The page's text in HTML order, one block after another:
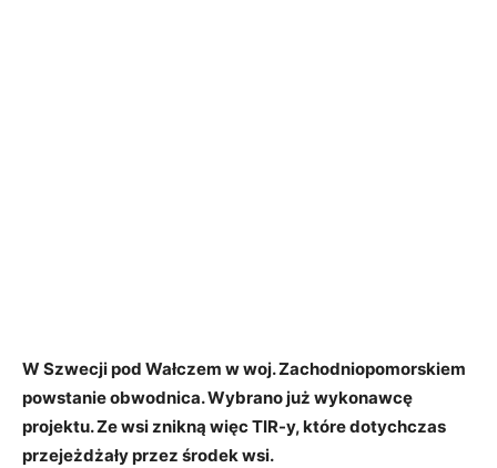
W Szwecji pod Wałczem w woj. Zachodniopomorskiem
powstanie obwodnica. Wybrano już wykonawcę
projektu. Ze wsi znikną więc TIR-y, które dotychczas
przejeżdżały przez środek wsi.